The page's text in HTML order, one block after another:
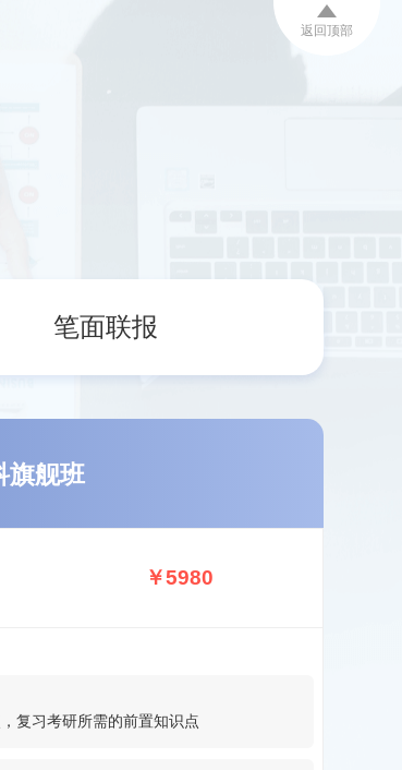
笔面联报
旗舰班
￥5980
复习考研所需的前置知识点
返回顶部